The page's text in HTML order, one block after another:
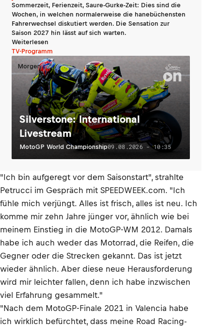
Sommerzeit, Ferienzeit, Saure-Gurke-Zeit: Dies sind die
Wochen, in welchen normalerweise die hanebüchensten
Fahrerwechsel diskutiert werden. Die Sensation zur
Saison 2027 hin lässt auf sich warten.
Weiterlesen
TV-Programm
Morgen
Silverstone: International
Livestream
MotoGP World Championship09.08.2026 - 10:35
"Ich bin aufgeregt vor dem Saisonstart", strahlte
Petrucci im Gespräch mit SPEEDWEEK.com. "Ich
fühle mich verjüngt. Alles ist frisch, alles ist neu. Ich
komme mir zehn Jahre jünger vor, ähnlich wie bei
meinem Einstieg in die MotoGP-WM 2012. Damals
habe ich auch weder das Motorrad, die Reifen, die
Gegner oder die Strecken gekannt. Das ist jetzt
wieder ähnlich. Aber diese neue Herausforderung
wird mir leichter fallen, denn ich habe inzwischen
viel Erfahrung gesammelt."
"Nach dem MotoGP-Finale 2021 in Valencia habe
ich wirklich befürchtet, dass meine Road Racing-